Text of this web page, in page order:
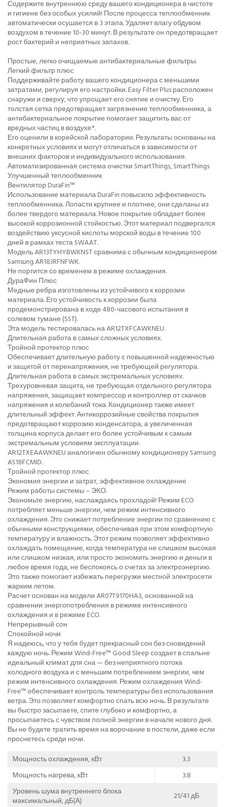
Содержите внутреннюю среду вашего кондиционера в чистоте
и гигиене без особых усилий! После процесса теплообменник
автоматически осушается в 3 этапа. Удаляет влагу обдувом
воздухом в течение 10-30 минут. В результате он предотвращает
рост бактерий и неприятных запахов.
Простые, легко очищаемые антибактериальные фильтры.
Легкий фильтр плюс
Поддерживайте работу вашего кондиционера с меньшими
затратами, регулируя его настройки. Easy Filter Plus расположен
снаружи и сверху, что упрощает его снятие и очистку. Его
толстая сетка предотвращает загрязнение теплообменника, а
антибактериальное покрытие помогает защитить вас от
вредных частиц в воздухе*.
Его оценили в корейской лаборатории. Результаты основаны на
конкретных условиях и могут отличаться в зависимости от
внешних факторов и индивидуального использования.
Автоматизированная система очистки SmartThings, SmartThings
Улучшенный теплообменник
Вентилятор DuraFin™
Использование материала DuraFin повысило эффективность
теплообменника. Лопасти крупнее и плотнее, они сделаны из
более твердого материала. Новое покрытие обладает более
высокой коррозионной стойкостью. Этот материал подвергался
воздействию уксусной кислоты морской воды в течение 100
дней в рамках теста SWAAT.
Модель AR13TYHYBWKNST сравнима с обычным кондиционером
Samsung AR18JRFNFWK.
Не портится со временем в режиме охлаждения.
ДураФин Плюс
Медные ребра изготовлены из устойчивого к коррозии
материала. Его устойчивость к коррозии была
продемонстрирована в ходе 480-часового испытания в
солевом тумане (SST).
Эта модель тестировалась на AR12TXFCAWKNEU.
Длительная работа в самых сложных условиях.
Тройной протектор плюс
Обеспечивает длительную работу с повышенной надежностью
и защитой от перенапряжения, не требующей регулятора.
Длительная работа в самых экстремальных условиях.
Трехуровневая защита, не требующая отдельного регулятора
напряжения, защищает компрессор и контроллер от скачков
напряжения и колебаний тока. Кондиционер также имеет
длительный эффект. Антикоррозийные свойства покрытия
предотвращают коррозию конденсатора, а увеличенная
толщина корпуса делает его более устойчивым к самым
экстремальным условиям эксплуатации.
AR12TXEAAWKNEU аналогичен обычному кондиционеру Samsung
AS18FCMID.
Тройной протектор плюс
Экономия энергии и затрат, эффективное охлаждение
Режим работы системы – ЭКО.
Экономьте энергию, наслаждаясь прохладой! Режим ECO
потребляет меньше энергии, чем режим интенсивного
охлаждения. Это снижает потребление энергии по сравнению с
обычными конструкциями, обеспечивая при этом комфортную
температуру и влажность. Этот режим позволяет эффективно
охлаждать помещение, когда температура не слишком высокая
или слишком низкая, или просто экономить энергию и деньги в
любое время года, не беспокоясь о счетах за электроэнергию.
Это также помогает избежать перегрузки местной электросети
жарким летом.
Расчет основан на модели AR07T9170HA3, основанной на
сравнении энергопотребления в режиме интенсивного
охлаждения и в режиме ECO.
Непрерывный сон
Спокойной ночи
Я надеюсь, что у тебя будет прекрасный сон без сновидений
каждую ночь. Режим Wind-Free™ Good Sleep создает в спальне
идеальный климат для сна — без неприятного потока
холодного воздуха и с меньшим потреблением энергии, чем
режим интенсивного охлаждения. Режим охлаждения Wind-
Free™ обеспечивает контроль температуры без использования
ветра. Это позволяет комфортно спать всю ночь. В результате
вы быстро засыпаете, спите глубоко и комфортно, а
просыпаетесь с чувством полной энергии в начале нового дня.
Вы не будете тратить время на ворочание в постели, даже если
проснетесь среди ночи.
Мощность охлаждения, кВт
3.3
Мощность нагрева, кВт
3.8
Уровень шума внутреннего блока
максимальный, дБ(А)
21/41 дБ